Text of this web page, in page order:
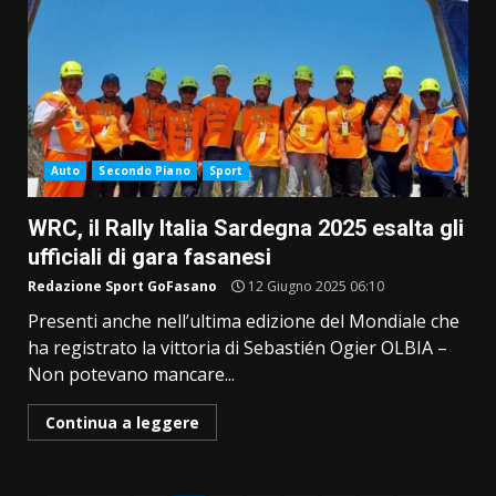
Auto Secondo Piano Sport
WRC, il Rally Italia Sardegna 2025 esalta gli
ufficiali di gara fasanesi
Redazione Sport GoFasano 12 Giugno 2025 06:10
Presenti anche nell’ultima edizione del Mondiale che
ha registrato la vittoria di Sebastién Ogier OLBIA –
Non potevano mancare...
Continua a leggere